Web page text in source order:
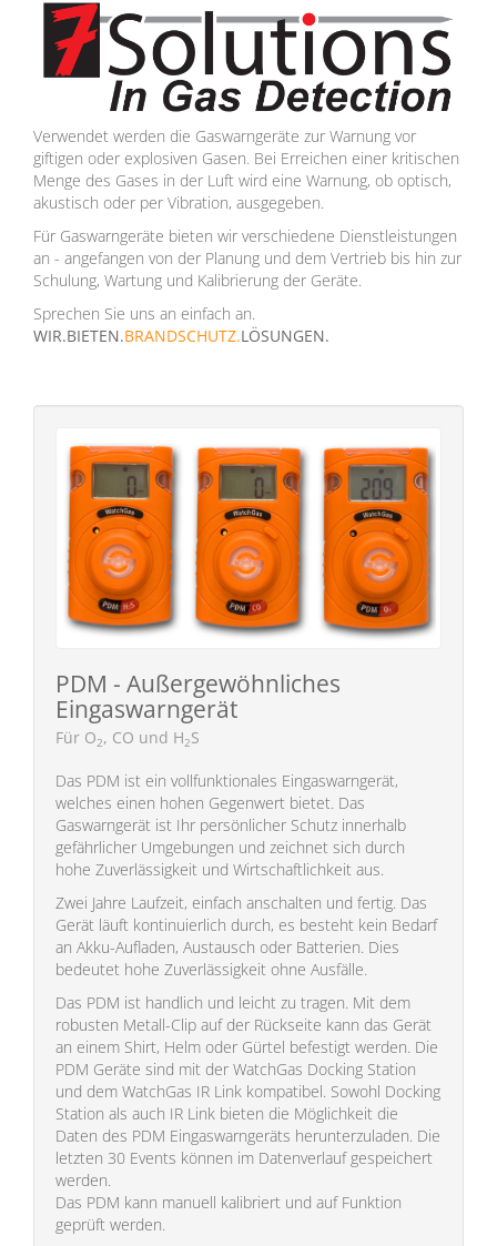
Verwendet werden die Gaswarngeräte zur Warnung vor
giftigen oder explosiven Gasen. Bei Erreichen einer kritischen
Menge des Gases in der Luft wird eine Warnung, ob optisch,
akustisch oder per Vibration, ausgegeben.
Für Gaswarngeräte bieten wir verschiedene Dienstleistungen
an - angefangen von der Planung und dem Vertrieb bis hin zur
Schulung, Wartung und Kalibrierung der Geräte.
Sprechen Sie uns an einfach an.
WIR.BIETEN.BRANDSCHUTZ.LÖSUNGEN.
PDM - Außergewöhnliches
Eingaswarngerät
Für O2, CO und H2S
Das PDM ist ein vollfunktionales Eingaswarngerät,
welches einen hohen Gegenwert bietet. Das
Gaswarngerät ist Ihr persönlicher Schutz innerhalb
gefährlicher Umgebungen und zeichnet sich durch
hohe Zuverlässigkeit und Wirtschaftlichkeit aus.
Zwei Jahre Laufzeit, einfach anschalten und fertig. Das
Gerät läuft kontinuierlich durch, es besteht kein Bedarf
an Akku-Aufladen, Austausch oder Batterien. Dies
bedeutet hohe Zuverlässigkeit ohne Ausfälle.
Das PDM ist handlich und leicht zu tragen. Mit dem
robusten Metall-Clip auf der Rückseite kann das Gerät
an einem Shirt, Helm oder Gürtel befestigt werden. Die
PDM Geräte sind mit der WatchGas Docking Station
und dem WatchGas IR Link kompatibel. Sowohl Docking
Station als auch IR Link bieten die Möglichkeit die
Daten des PDM Eingaswarngeräts herunterzuladen. Die
letzten 30 Events können im Datenverlauf gespeichert
werden.
Das PDM kann manuell kalibriert und auf Funktion
geprüft werden.